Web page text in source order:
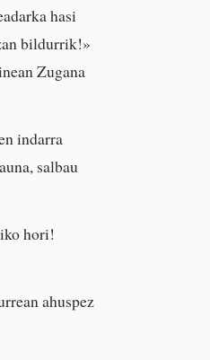
hasi
bildurrik!»
Zugana
indarra
salbau
hori!
ahuspez